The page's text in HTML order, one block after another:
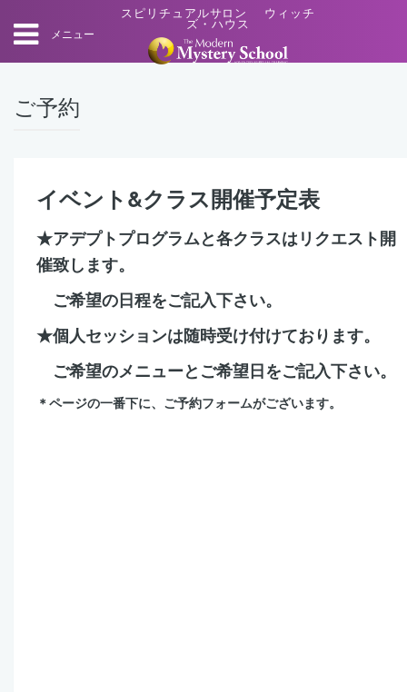
メニュー
スピリチュアルサロン ウィッチ
ズ・ハウス
ご予約
イベント&クラス開催予定表
★アデプトプログラムと各クラスはリクエスト開
催致します。
ご希望の日程をご記入下さい。
★個人セッションは随時受け付けております。
ご希望のメニューとご希望日をご記入下さい。
＊ページの一番下に、ご予約フォームがございます。